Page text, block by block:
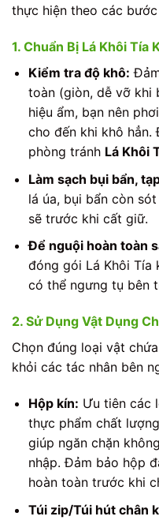
thực hiện theo các bước
1. Chuẩn Bị Lá Khôi Tía
Kiểm tra độ khô:
toàn (giòn, dễ vỡ khi
hiệu ẩm, bạn nên
cho đến khi khô
phòng tránh Lá Khôi
Làm sạch bụi bẩn,
lá úa, bụi bẩn còn
sẽ trước khi cất giữ.
Để nguội hoàn toàn
đóng gói Lá Khôi Tía
có thể ngưng tụ bên
2. Sử Dụng Vật Dụng
Chọn đúng loại vật
khỏi các tác nhân bên
Hộp kín: Ưu tiên các
thực phẩm chất
giúp ngăn chặn
nhập. Đảm bảo hộp
hoàn toàn trước khi
Túi zip/Túi hút chân